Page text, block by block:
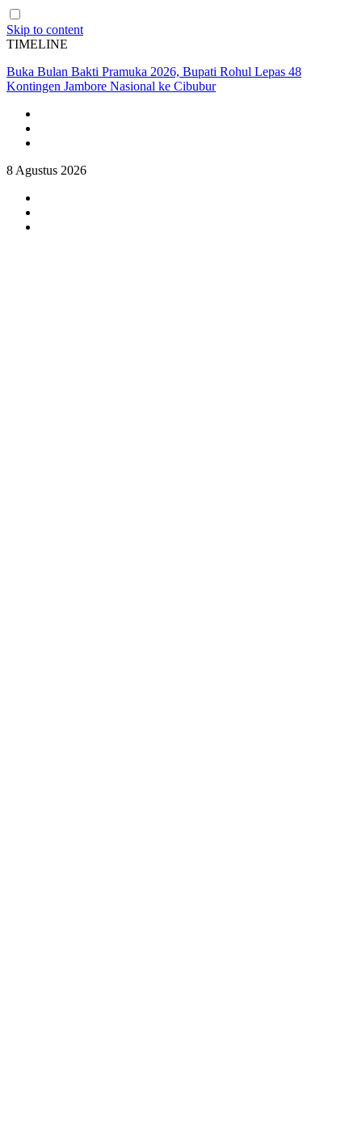
Skip to content
TIMELINE
Kerusakan Lingkungan Berdampak pada Keamanan, Kapolda Riau
Paparkan Green Policing di Forum IMT-GT
8 Agustus 2026